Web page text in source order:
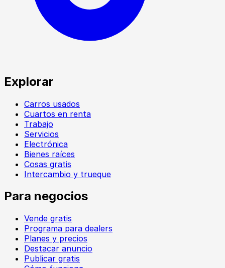
Explorar
Carros usados
Cuartos en renta
Trabajo
Servicios
Electrónica
Bienes raíces
Cosas gratis
Intercambio y trueque
Para negocios
Vende gratis
Programa para dealers
Planes y precios
Destacar anuncio
Publicar gratis